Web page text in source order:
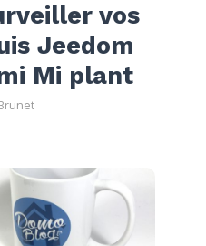
vos
Jeedom
Mi plant